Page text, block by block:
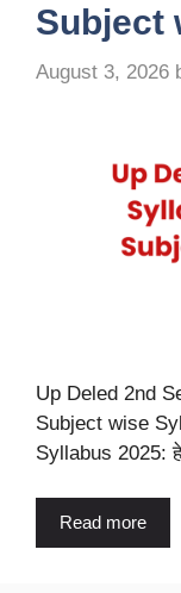
Subject
August 3, 2026
Up Deled 2nd
Subject wise
Syllabus 2025:
Read more